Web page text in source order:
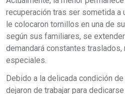
recuperación tras ser sometida a
le colocaron tornillos en una de
según sus familiares, se
demandará constantes
especiales.
Debido a la delicada condición
dejaron de trabajar para